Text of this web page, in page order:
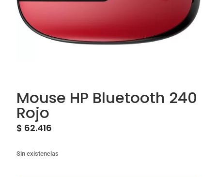
Mouse HP Bluetooth 240
Rojo
$ 62.416
Sin existencias